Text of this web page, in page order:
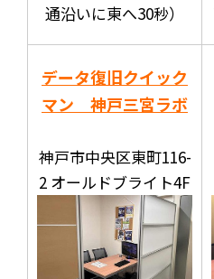
通沿いに東へ30秒）
データ復旧クイック
マン 神戸三宮ラボ
神戸市中央区東町116-
2 オールドブライト4F